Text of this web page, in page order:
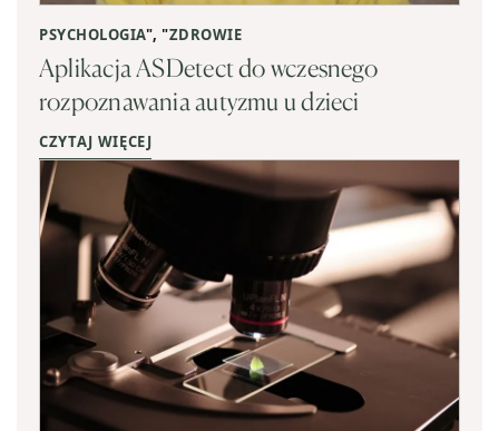
PSYCHOLOGIA", "ZDROWIE
Aplikacja ASDetect do wczesnego
rozpoznawania autyzmu u dzieci
CZYTAJ WIĘCEJ